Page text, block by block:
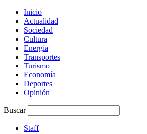
Inicio
Actualidad
Sociedad
Cultura
Energía
Transportes
Turismo
Economía
Deportes
Opinión
Buscar
Staff